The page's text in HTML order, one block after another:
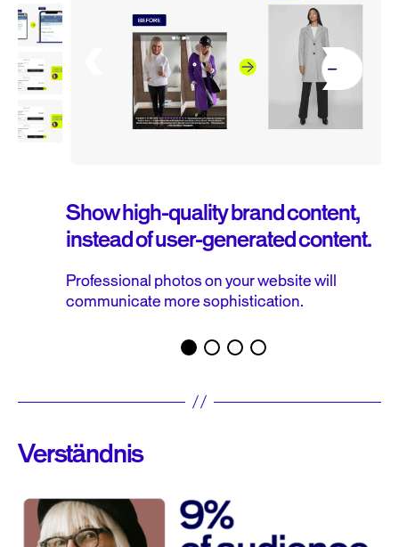
Show high-quality brand content,
instead of user-generated content.
Professional photos on your website will
communicate more sophistication.
Verständnis